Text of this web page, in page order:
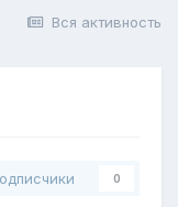
Вся активность
0